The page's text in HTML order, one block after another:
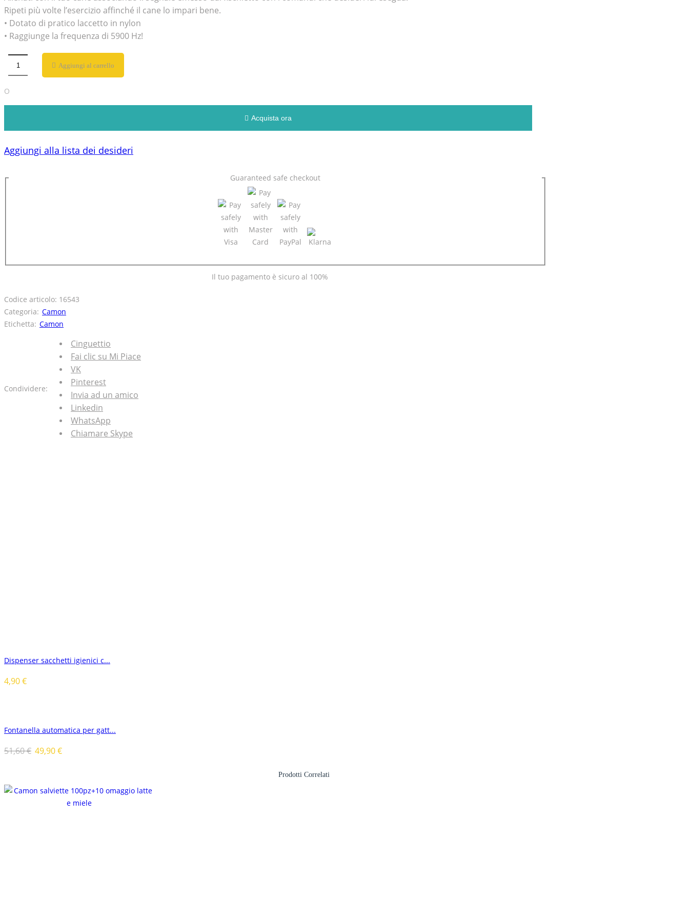
Ripeti più volte l’esercizio affinché il cane lo impari bene.
• Dotato di pratico laccetto in nylon
• Raggiunge la frequenza di 5900 Hz!
Aggiungi al carrello
O
Acquista ora
Aggiungi alla lista dei desideri
Guaranteed safe checkout
Il tuo pagamento è sicuro al 100%
Codice articolo: 16543
Categoria: Camon
Etichetta: Camon
Condividere:
Cinguettio
Fai clic su Mi Piace
VK
Pinterest
Invia ad un amico
Linkedin
WhatsApp
Chiamare Skype
Dispenser sacchetti igienici c...
4,90€
Fontanella automatica per gatt...
51,60€ 49,90€
Prodotti Correlati